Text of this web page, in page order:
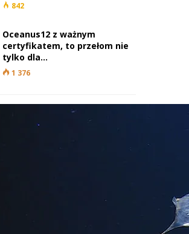
842
Oceanus12 z ważnym
certyfikatem, to przełom nie
tylko dla…
1 376